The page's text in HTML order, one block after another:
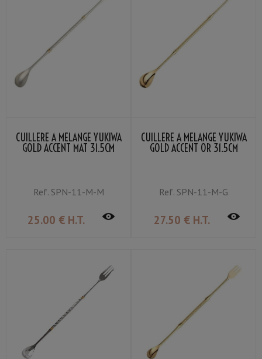
CUILLÈRE À MÉLANGE YUKIWA
GOLD ACCENT MAT 31.5CM
Ref.SPN-11-M-M
25.00 € H.T.
CUILLÈRE À MÉLANGE YUKIWA
GOLD ACCENT OR 31.5CM
Ref. SPN-11-M-G
27.50 € H.T.